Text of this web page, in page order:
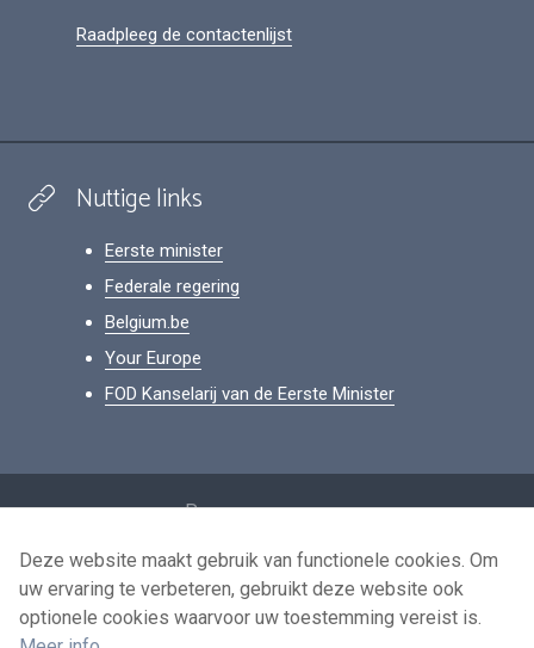
Raadpleeg de contactenlijst
Nuttige links
Eerste minister
Federale regering
Belgium.be
Your Europe
FOD Kanselarij van de Eerste Minister
Persoonsgegevens
Voorwaarden voor het hergebruik
Contacteer ons
Deze website maakt gebruik van functionele cookies. Om
uw ervaring te verbeteren, gebruikt deze website ook
optionele cookies waarvoor uw toestemming vereist is.